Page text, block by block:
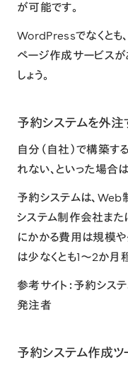
が可能です。
WordPressでなくとも
ページ作成サービスが
しょう。
予約システムを外注
自分（自社）で構築す
れない、といった場合
予約システムは、
システム制作会社また
にかかる費用は規模や
は少なくとも1〜2か月
参考サイト： 予約シス
発注者
予約システム作成ツ